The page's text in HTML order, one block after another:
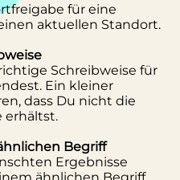
für eine
aktuellen Standort.
Schreibweise für
Ein kleiner
dass Du nicht die
erhältst.
Begriff
Ergebnisse